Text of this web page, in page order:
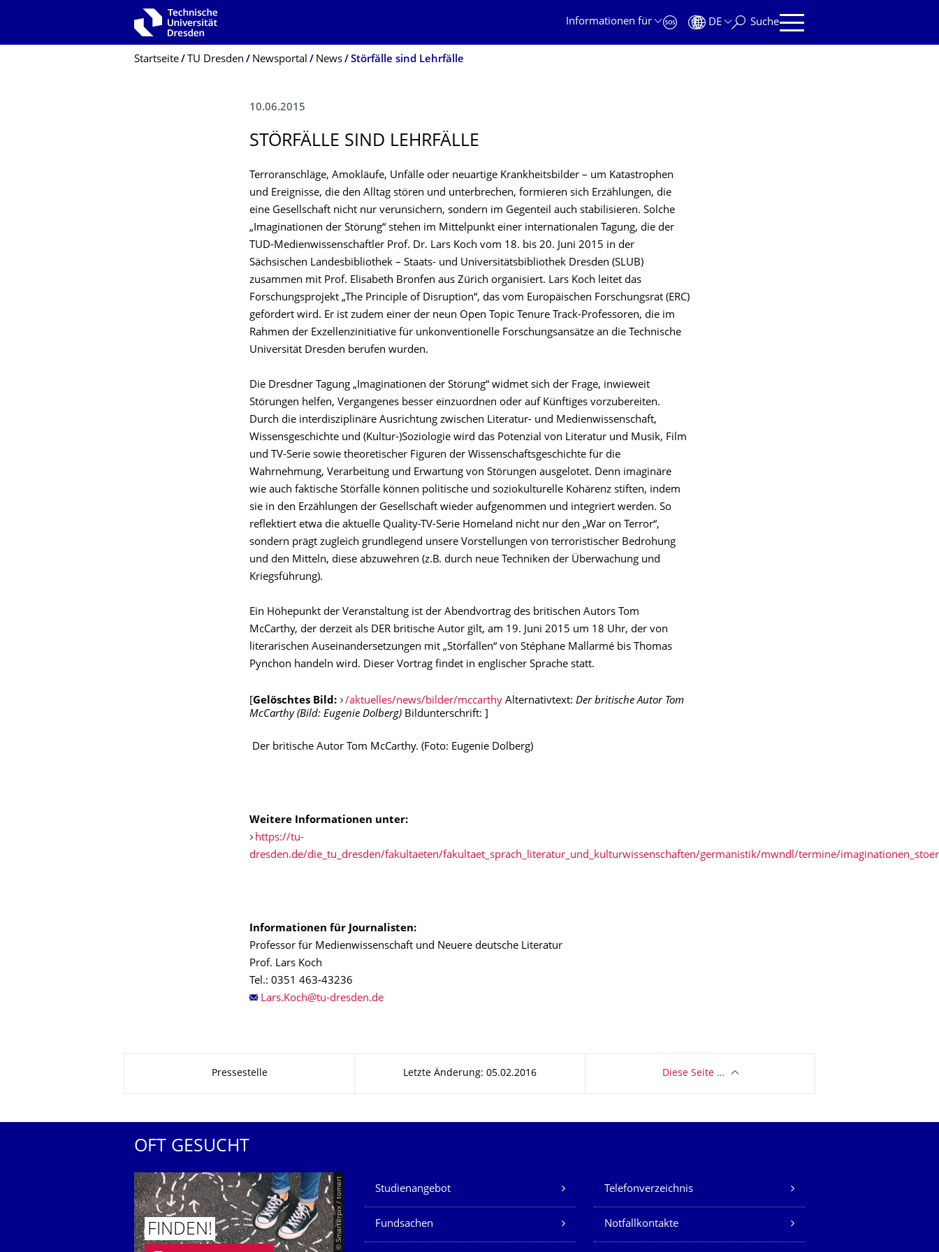
Zur Hauptnavigation springen
Informationen für
DE Suche
Breadcrumb-Menü
Startseite TU Dresden Newsportal News Störfälle sind Lehrfälle
10.06.2015
STÖRFÄLLE SIND LEHRFÄLLE
Terroranschläge, Amokläufe, Unfälle oder neuartige Krankheitsbilder – um Katastrophen
und Ereignisse, die den Alltag stören und unterbrechen, formieren sich Erzählungen, die
eine Gesellschaft nicht nur verunsichern, sondern im Gegenteil auch stabilisieren. Solche
„Imaginationen der Störung“ stehen im Mittelpunkt einer internationalen Tagung, die der
TUD-Medienwissenschaftler Prof. Dr. Lars Koch vom 18. bis 20. Juni 2015 in der
Sächsischen Landesbibliothek – Staats- und Universitätsbibliothek Dresden (SLUB)
zusammen mit Prof. Elisabeth Bronfen aus Zürich organisiert. Lars Koch leitet das
Forschungsprojekt „The Principle of Disruption“, das vom Europäischen Forschungsrat (ERC)
gefördert wird. Er ist zudem einer der neun Open Topic Tenure Track-Professoren, die im
Rahmen der Exzellenzinitiative für unkonventionelle Forschungsansätze an die Technische
Universität Dresden berufen wurden.
Die Dresdner Tagung „Imaginationen der Störung“ widmet sich der Frage, inwieweit
Störungen helfen, Vergangenes besser einzuordnen oder auf Künftiges vorzubereiten.
Durch die interdisziplinäre Ausrichtung zwischen Literatur- und Medienwissenschaft,
Wissensgeschichte und (Kultur-)Soziologie wird das Potenzial von Literatur und Musik, Film
und TV-Serie sowie theoretischer Figuren der Wissenschaftsgeschichte für die
Wahrnehmung, Verarbeitung und Erwartung von Störungen ausgelotet. Denn imaginäre
wie auch faktische Störfälle können politische und soziokulturelle Kohärenz stiften, indem
sie in den Erzählungen der Gesellschaft wieder aufgenommen und integriert werden. So
reflektiert etwa die aktuelle Quality-TV-Serie Homeland nicht nur den „War on Terror“,
sondern prägt zugleich grundlegend unsere Vorstellungen von terroristischer Bedrohung
und den Mitteln, diese abzuwehren (z.B. durch neue Techniken der Überwachung und
Kriegsführung).
Ein Höhepunkt der Veranstaltung ist der Abendvortrag des britischen Autors Tom
McCarthy, der derzeit als DER britische Autor gilt, am 19. Juni 2015 um 18 Uhr, der von
literarischen Auseinandersetzungen mit „Störfällen“ von Stéphane Mallarmé bis Thomas
Pynchon handeln wird. Dieser Vortrag findet in englischer Sprache statt.
Gelöschtes Bild: /aktuelles/news/bilder/mccarthyAlternativtext: Der britische Autor Tom
McCarthy (Bild: Eugenie Dolberg) Bildunterschrift:
Der britische Autor Tom McCarthy. (Foto: Eugenie Dolberg)
Weitere Informationen unter:
https://tu-
dresden.de/die_tu_dresden/fakultaeten/fakultaet_sprach_literatur_und_kulturwissenschaften/germanistik/mwndl/termine/
Informationen für Journalisten:
Professor für Medienwissenschaft und Neuere deutsche Literatur
Prof. Lars Koch
Tel.: 0351 463-43236
Pressestelle Letzte Änderung: 05.02.2016 Diese Seite …
OFT GESUCHT
© Smarterpix / tomert
FINDEN!
Unsere Dienste
Studienangebot Telefonverzeichnis
Fundsachen Notfallkontakte